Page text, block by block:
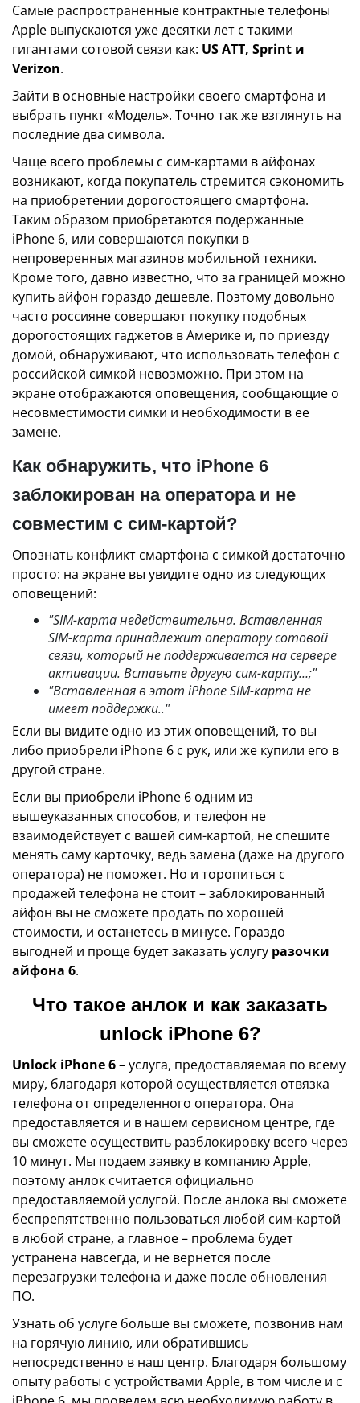
Самые распространенные контрактные телефоны
Apple выпускаются уже десятки лет с такими
гигантами сотовой связи как: US ATT, Sprint и
Verizon.
Зайти в основные настройки своего смартфона и
выбрать пункт «Модель». Точно так же взглянуть на
последние два символа.
Чаще всего проблемы с сим-картами в айфонах
возникают, когда покупатель стремится сэкономить
на приобретении дорогостоящего смартфона.
Таким образом приобретаются подержанные
iPhone 6, или совершаются покупки в
непроверенных магазинов мобильной техники.
Кроме того, давно известно, что за границей можно
купить айфон гораздо дешевле. Поэтому довольно
часто россияне совершают покупку подобных
дорогостоящих гаджетов в Америке и, по приезду
домой, обнаруживают, что использовать телефон с
российской симкой невозможно. При этом на
экране отображаются оповещения, сообщающие о
несовместимости симки и необходимости в ее
замене.
Как обнаружить, что iPhone 6
заблокирован на оператора и не
совместим с сим-картой?
Опознать конфликт смартфона с симкой достаточно
просто: на экране вы увидите одно из следующих
оповещений:
"SIM-карта недействительна. Вставленная
SIM-карта принадлежит оператору сотовой
связи, который не поддерживается на сервере
активации. Вставьте другую сим-карту…;"
"Вставленная в этот iPhone SIM-карта не
имеет поддержки.."
Если вы видите одно из этих оповещений, то вы
либо приобрели iPhone 6 с рук, или же купили его в
другой стране.
Если вы приобрели iPhone 6 одним из
вышеуказанных способов, и телефон не
взаимодействует с вашей сим-картой, не спешите
менять саму карточку, ведь замена (даже на другого
оператора) не поможет. Но и торопиться с
продажей телефона не стоит – заблокированный
айфон вы не сможете продать по хорошей
стоимости, и останетесь в минусе. Гораздо
выгодней и проще будет заказать услугу разочки
айфона 6.
Что такое анлок и как заказать
unlock iPhone 6?
Unlock iPhone 6– услуга, предоставляемая по всему
миру, благодаря которой осуществляется отвязка
телефона от определенного оператора. Она
предоставляется и в нашем сервисном центре, где
вы сможете осуществить разблокировку всего через
10 минут. Мы подаем заявку в компанию Apple,
поэтому анлок считается официально
предоставляемой услугой. После анлока вы сможете
беспрепятственно пользоваться любой сим-картой
в любой стране, а главное – проблема будет
устранена навсегда, и не вернется после
перезагрузки телефона и даже после обновления
ПО.
Узнать об услуге больше вы сможете, позвонив нам
на горячую линию, или обратившись
непосредственно в наш центр. Благодаря большому
опыту работы с устройствами Apple, в том числе и с